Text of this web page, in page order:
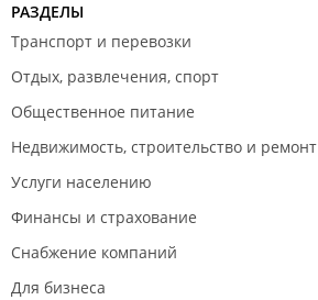
РАЗДЕЛЫ
Транспорт и перевозки
Отдых, развлечения, спорт
Общественное питание
Недвижимость, строительство и ремонт
Услуги населению
Финансы и страхование
Снабжение компаний
Для бизнеса